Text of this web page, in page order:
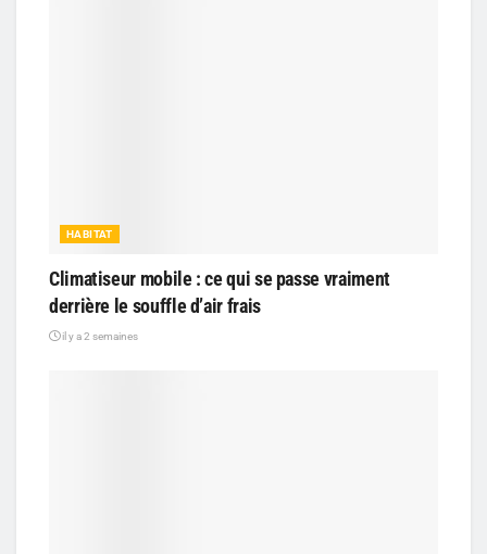
HABITAT
Climatiseur mobile : ce qui se passe vraiment
derrière le souffle d’air frais
il y a 2 semaines